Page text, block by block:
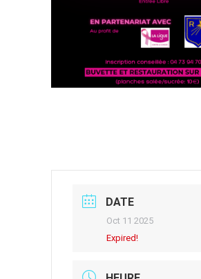
DATE
Oct 11 2025
Expired!